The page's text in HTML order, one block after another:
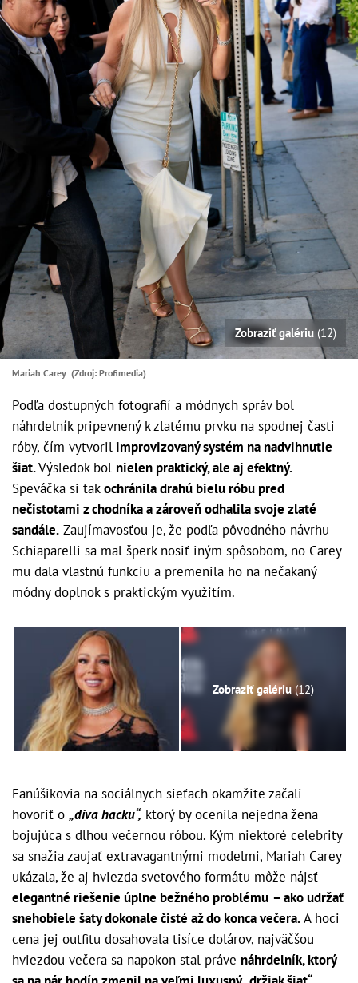
Zobraziť galériu (12)
Mariah Carey (Zdroj: Profimedia)
Podľa dostupných fotografií a módnych správ bol
náhrdelník pripevnený k zlatému prvku na spodnej časti
róby, čím vytvoril improvizovaný systém na nadvihnutie
šiat.Výsledok bol nielen praktický, ale aj efektný.
Speváčka si takochránila drahú bielu róbu pred
nečistotami z chodníka a zároveň odhalila svoje zlaté
sandále. Zaujímavosťou je, že podľa pôvodného návrhu
Schiaparelli sa mal šperk nosiť iným spôsobom, no Carey
mu dala vlastnú funkciu a premenila ho na nečakaný
módny doplnok s praktickým využitím.
Zobraziť galériu(12)
Fanúšikovia na sociálnych sieťach okamžite začali
hovoriť o „diva hacku“, ktorý by ocenila nejedna žena
bojujúca s dlhou večernou róbou. Kým niektoré celebrity
sa snažia zaujať extravagantnými modelmi, Mariah Carey
ukázala, že aj hviezda svetového formátu môže nájsť
elegantné riešenie úplne bežného problému – ako udržať
snehobiele šaty dokonale čisté až do konca večera.A hoci
cena jej outfitu dosahovala tisíce dolárov, najväčšou
hviezdou večera sa napokon stal práve náhrdelník, ktorý